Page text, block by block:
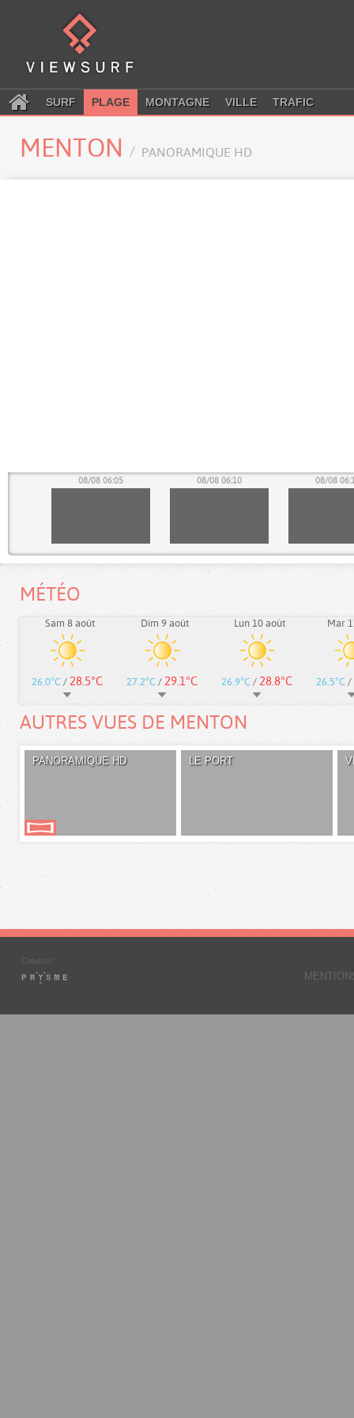
SURF PLAGE MONTAGNE VILLE TRAFIC
MENTON PANORAMIQUE HD
08/08 06:05 08/08 06:10 08/08
MÉTÉO
Sam 8 août
26.0°C / 28.5°C
Dim 9 août
27.2°C / 29.1°C
Lun 10 août
26.9°C / 28.8°C
Mar
26.5°C /
AUTRES VUES DE MENTON
PANORAMIQUE HD LE PORT